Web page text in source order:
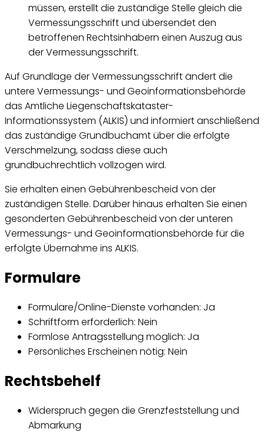
müssen, erstellt die zuständige Stelle gleich die
Vermessungsschrift und übersendet den
betroffenen Rechtsinhabern einen Auszug aus
der Vermessungsschrift.
Auf Grundlage der Vermessungsschrift ändert die
untere Vermessungs- und Geoinformationsbehörde
das Amtliche Liegenschaftskataster-
Informationssystem (ALKIS) und informiert anschließend
das zuständige Grundbuchamt über die erfolgte
Verschmelzung, sodass diese auch
grundbuchrechtlich vollzogen wird.
Sie erhalten einen Gebührenbescheid von der
zuständigen Stelle. Darüber hinaus erhalten Sie einen
gesonderten Gebührenbescheid von der unteren
Vermessungs- und Geoinformationsbehörde für die
erfolgte Übernahme ins ALKIS.
Formulare
Formulare/Online-Dienste vorhanden: Ja
Schriftform erforderlich: Nein
Formlose Antragsstellung möglich: Ja
Persönliches Erscheinen nötig: Nein
Rechtsbehelf
Widerspruch gegen die Grenzfeststellung und
Abmarkung